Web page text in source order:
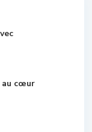
au cœur